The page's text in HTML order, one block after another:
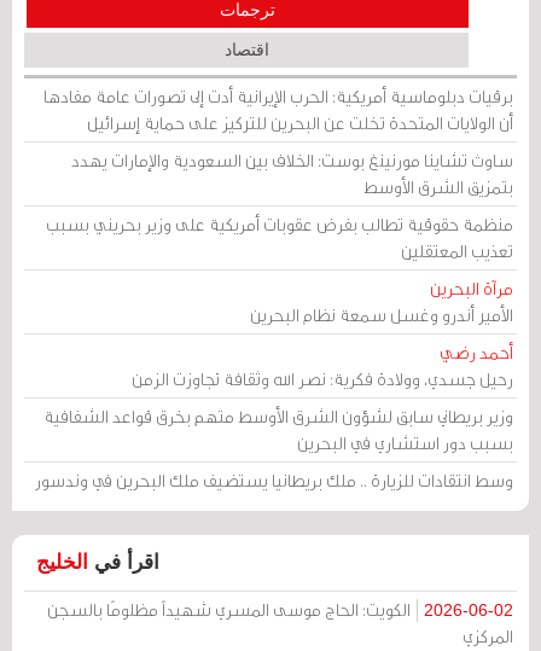
ترجمات
اقتصاد
برقيات دبلوماسية أمريكية: الحرب الإيرانية أدت إلى تصورات عامة مفادها
أن الولايات المتحدة تخلت عن البحرين للتركيز على حماية إسرائيل
ساوث تشاينا مورنينغ بوست: الخلاف بين السعودية والإمارات يهدد
بتمزيق الشرق الأوسط
منظمة حقوقية تطالب بفرض عقوبات أمريكية على وزير بحريني بسبب
تعذيب المعتقلين
مرآة البحرين
الأمير أندرو وغسل سمعة نظام البحرين
أحمد رضي
رحيل جسدي، وولادة فكرية: نصر الله وثقافة تجاوزت الزمن
وزير بريطاني سابق لشؤون الشرق الأوسط متهم بخرق قواعد الشفافية
بسبب دور استشاري في البحرين
وسط انتقادات للزيارة .. ملك بريطانيا يستضيف ملك البحرين في وندسور
اقرأ في الخليج
2026-06-02
الكويت: الحاج موسى المسري شهيداً مظلومًا بالسجن
المركزي